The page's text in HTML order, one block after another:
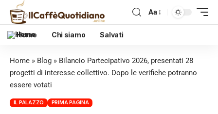
Aa
Home Chi siamo Salvati
Home » Blog » Bilancio Partecipativo 2026, presentati 28
progetti di interesse collettivo. Dopo le verifiche potranno
essere votati
IL PALAZZO PRIMA PAGINA